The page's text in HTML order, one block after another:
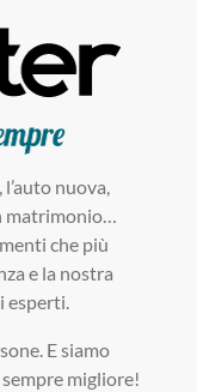
nuova,
matrimonio…
che più
e la nostra
esperti.
E siamo
migliore!